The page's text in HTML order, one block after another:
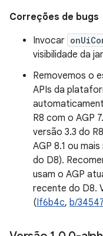
Correções de bugs
Invocar
visibilidade da
Removemos o
APIs da
R8 com o AGP
versão 3.3 do
AGP 8.1 ou
do D8).
usam o AGP
recente do D8.
(If6b4c, b/